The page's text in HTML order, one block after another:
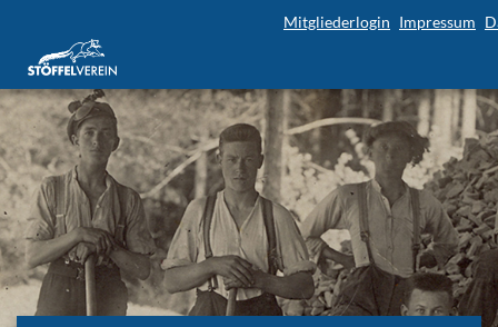
Mitgliederlogin Impressum